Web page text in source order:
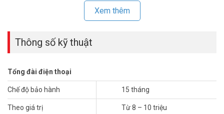
CÁC TÍNH NĂNG TIỆN ÍCH MÀ NEC IP-PBX SL1000 MANG LẠI
3. Khả năng nâng cấp linh hoạt, tiện ích cao.
4. Rất tiện lợi cho các Khách hàng gọi từ bên ngoài vào.
6. Hội nghị từ xa- Cho phép remote conference đến 4 room/32
party.
7. Forwarding cuộc gọi thông minh.
8. Voice Mail.
9. Tính năng PMS dùng riêng cho Khách sạn.
Xem thêm
Thông số kỹ thuật
Tổng đài điện thoại
Chế độ bảo hành 15 tháng
Theo giá trị Từ 8 – 10 triệu